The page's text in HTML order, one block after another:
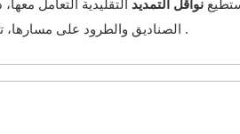
نواقل التمديد التقليدية التعامل
.